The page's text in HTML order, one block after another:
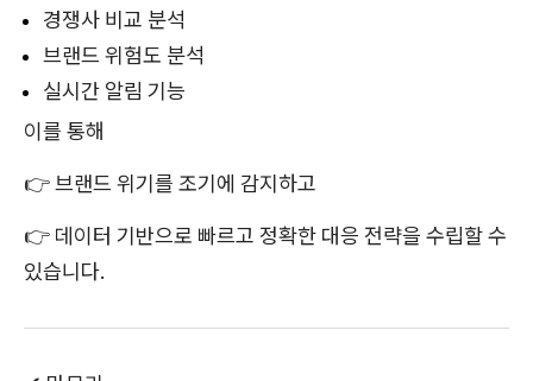
경쟁사 비교 분석
브랜드 위험도 분석
실시간 알림 기능
이를 통해
👉 브랜드 위기를 조기에 감지하고
👉 데이터 기반으로 빠르고 정확한 대응 전략을 수립할 수
있습니다.